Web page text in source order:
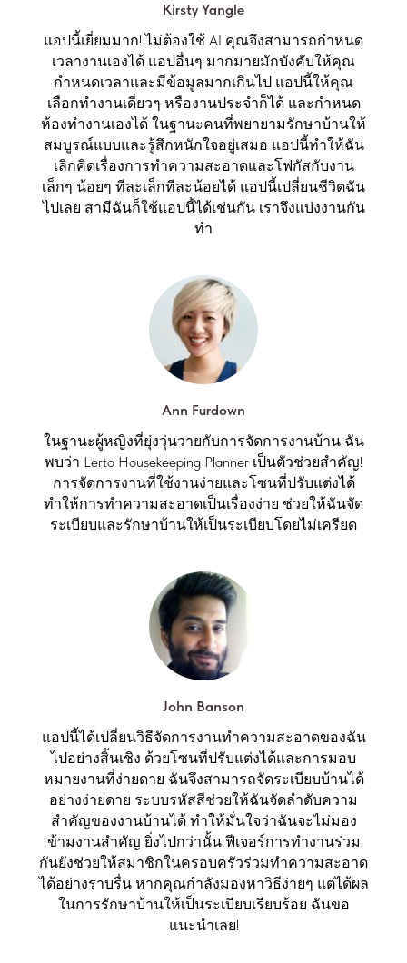
Kirsty Yangle
แอปนี้เยี่ยมมาก! ไม่ต้องใช้ AI คุณจึงสามารถกำหนด
เวลางานเองได้ แอปอื่นๆ มากมายมักบังคับให้คุณ
กำหนดเวลาและมีข้อมูลมากเกินไป แอปนี้ให้คุณ
เลือกทำงานเดี่ยวๆ หรืองานประจำก็ได้ และกำหนด
ห้องทำงานเองได้ ในฐานะคนที่พยายามรักษาบ้านให้
สมบูรณ์แบบและรู้สึกหนักใจอยู่เสมอ แอปนี้ทำให้ฉัน
เลิกคิดเรื่องการทำความสะอาดและโฟกัสกับงาน
เล็กๆ น้อยๆ ทีละเล็กทีละน้อยได้ แอปนี้เปลี่ยนชีวิตฉัน
ไปเลย สามีฉันก็ใช้แอปนี้ได้เช่นกัน เราจึงแบ่งงานกัน
ทำ
Ann Furdown
ในฐานะผู้หญิงที่ยุ่งวุ่นวายกับการจัดการงานบ้าน ฉัน
พบว่า Lerto Housekeeping Planner เป็นตัวช่วยสำคัญ!
การจัดการงานที่ใช้งานง่ายและโซนที่ปรับแต่งได้
ทำให้การทำความสะอาดเป็นเรื่องง่าย ช่วยให้ฉันจัด
ระเบียบและรักษาบ้านให้เป็นระเบียบโดยไม่เครียด
John Banson
แอปนี้ได้เปลี่ยนวิธีจัดการงานทำความสะอาดของฉัน
ไปอย่างสิ้นเชิง ด้วยโซนที่ปรับแต่งได้และการมอบ
หมายงานที่ง่ายดาย ฉันจึงสามารถจัดระเบียบบ้านได้
อย่างง่ายดาย ระบบรหัสสีช่วยให้ฉันจัดลำดับความ
สำคัญของงานบ้านได้ ทำให้มั่นใจว่าฉันจะไม่มอง
ข้ามงานสำคัญ ยิ่งไปกว่านั้น ฟีเจอร์การทำงานร่วม
กันยังช่วยให้สมาชิกในครอบครัวร่วมทำความสะอาด
ได้อย่างราบรื่น หากคุณกำลังมองหาวิธีง่ายๆ แต่ได้ผล
ในการรักษาบ้านให้เป็นระเบียบเรียบร้อย ฉันขอ
แนะนำเลย!